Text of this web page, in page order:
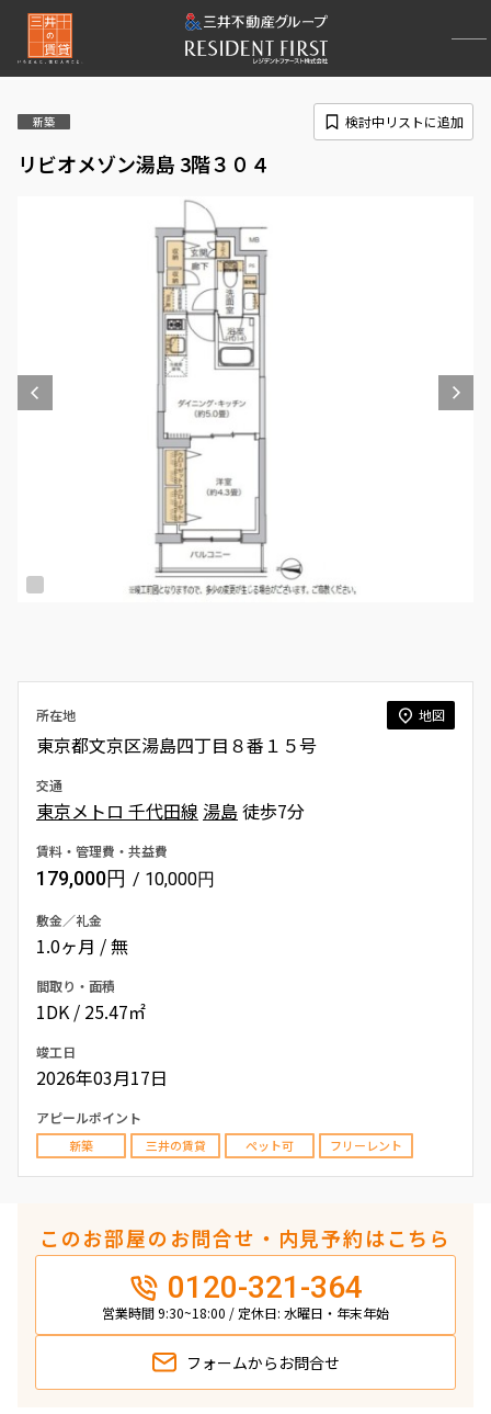
新築
リビオメゾン湯島 3階３０４
検討中リストに追加
所在地 地図
東京都文京区湯島四丁目８番１５号
交通
東京メトロ 千代田線 湯島徒歩7分
賃料・管理費・共益費
179,000円 / 10,000円
敷金／礼金
1.0ヶ月 / 無
間取り・面積
1DK / 25.47㎡
竣工日
2026年03月17日
アピールポイント
新築 三井の賃貸 ペット可 フリーレント
このお部屋のお問合せ・内見予約はこちら
0120-321-364
営業時間 9:30~18:00 / 定休日: 水曜日・年末年始
フォームから お問合せ